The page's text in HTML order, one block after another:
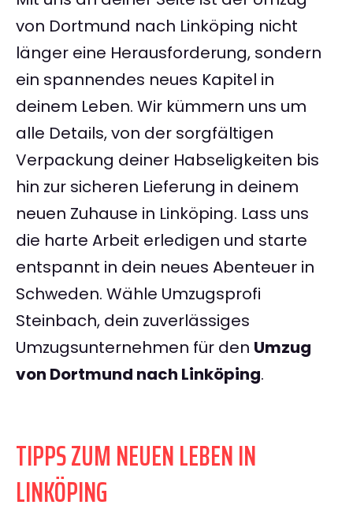
von Dortmund nach Linköping nicht
länger eine Herausforderung, sondern
ein spannendes neues Kapitel in
deinem Leben. Wir kümmern uns um
alle Details, von der sorgfältigen
Verpackung deiner Habseligkeiten bis
hin zur sicheren Lieferung in deinem
neuen Zuhause in Linköping. Lass uns
die harte Arbeit erledigen und starte
entspannt in dein neues Abenteuer in
Schweden. Wähle Umzugsprofi
Steinbach, dein zuverlässiges
Umzugsunternehmen für den Umzug
von Dortmund nach Linköping.
TIPPS ZUM NEUEN LEBEN IN
LINKÖPING